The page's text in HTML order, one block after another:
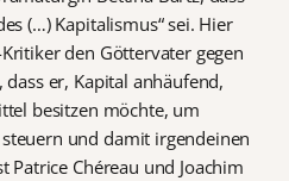
(…) Kapitalismus“ sei. Hier
den Göttervater gegen
er, Kapital anhäufend,
besitzen möchte, um
und damit irgendeinen
Patrice Chéreau und Joachim